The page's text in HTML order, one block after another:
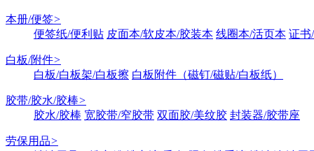
本册/便签>
便签纸/便利贴 皮面本/软皮本/胶装本 线圈本/活页本 证书
白板/附件>
白板/白板架/白板擦 白板附件（磁钉/磁贴/白板纸）
胶带/胶水/胶棒>
胶水/胶棒 宽胶带/窄胶带 双面胶/美纹胶 封装器/胶带座
劳保用品>